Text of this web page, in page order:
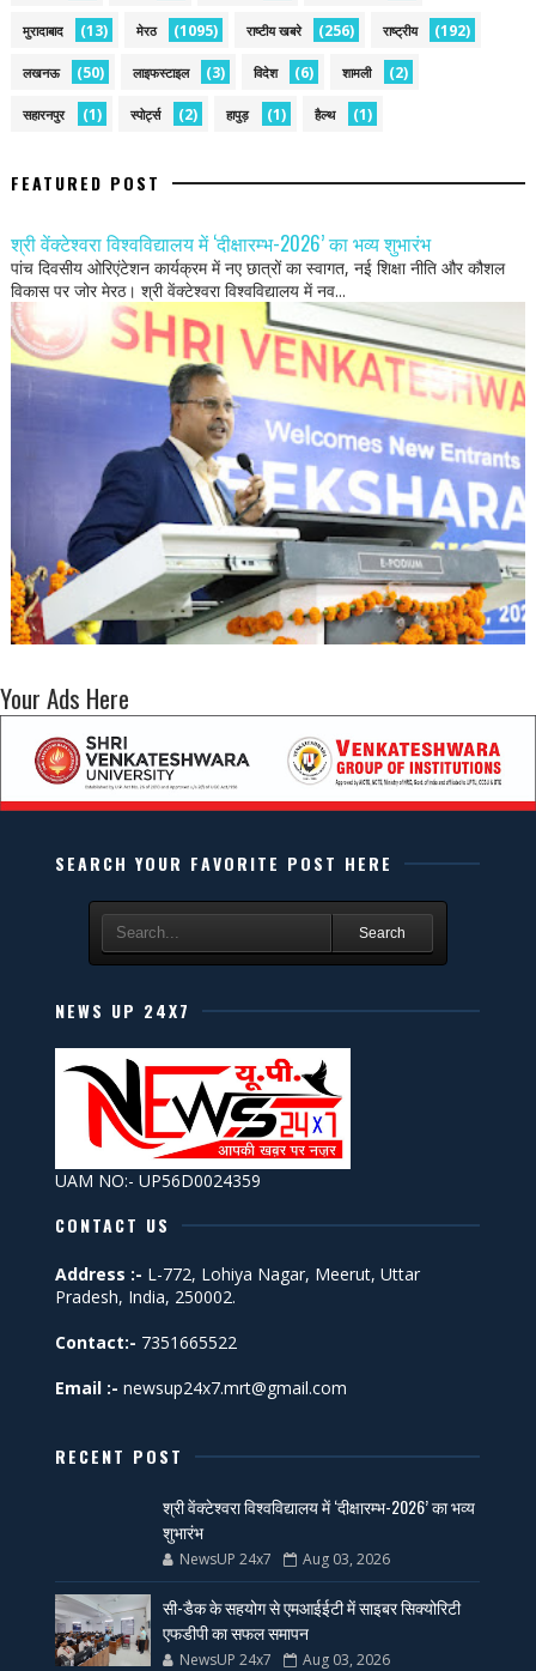
मुरादाबाद (13) मेरठ (1095) राष्टीय खबरे (256) राष्ट्रीय (192)
लखनऊ (50) लाइफस्टाइल (3) विदेश (6) शामली (2)
सहारनपुर (1) स्पोर्ट्स (2) हापुड़ (1) हैल्थ (1)
FEATURED POST
श्री वेंक्टेश्वरा विश्वविद्यालय में ‘दीक्षारम्भ-2026’ का भव्य शुभारंभ
पांच दिवसीय ओरिएंटेशन कार्यक्रम में नए छात्रों का स्वागत, नई शिक्षा नीति और कौशल
विकास पर जोर मेरठ। श्री वेंक्टेश्वरा विश्वविद्यालय में नव...
Your Ads Here
SEARCH YOUR FAVORITE POST HERE
Search
NEWS UP 24X7
UAM NO:- UP56D0024359
CONTACT US
Address :- L-772, Lohiya Nagar, Meerut, Uttar
Pradesh, India, 250002.
Contact:- 7351665522
Email :- newsup24x7.mrt@gmail.com
RECENT POST
श्री वेंक्टेश्वरा विश्वविद्यालय में ‘दीक्षारम्भ-2026’ का भव्य
शुभारंभ
NewsUP 24x7 Aug 03, 2026
सी-डैक के सहयोग से एमआईईटी में साइबर सिक्योरिटी
एफडीपी का सफल समापन
NewsUP 24x7 Aug 03, 2026